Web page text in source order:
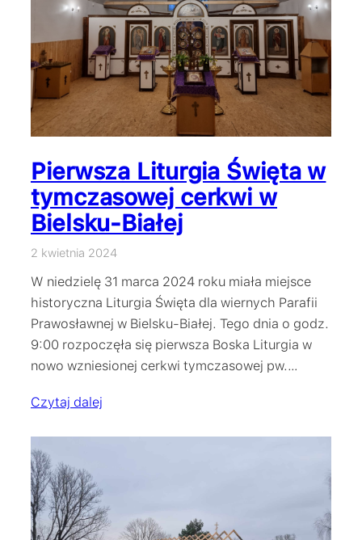
Pierwsza Liturgia Święta w
tymczasowej cerkwi w
Bielsku-Białej
2 kwietnia 2024
W niedzielę 31 marca 2024 roku miała miejsce
historyczna Liturgia Święta dla wiernych Parafii
Prawosławnej w Bielsku-Białej. Tego dnia o godz.
9:00 rozpoczęła się pierwsza Boska Liturgia w
nowo wzniesionej cerkwi tymczasowej pw.…
Czytaj dalej